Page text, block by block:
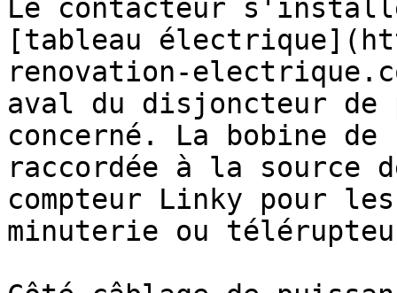
Le contacteur
[tableau
renovation-
aval du disjoncteur
concerné. La bobine de
raccordée à la source
compteur Linky pour
minuterie ou